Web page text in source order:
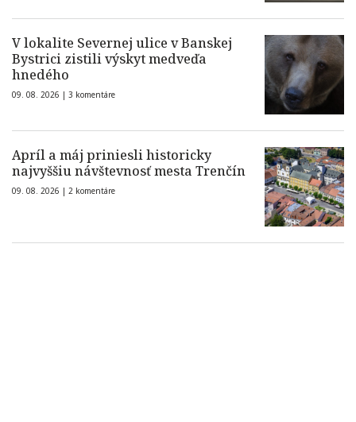
V lokalite Severnej ulice v Banskej
Bystrici zistili výskyt medveďa
hnedého
09. 08. 2026 | 3 komentáre
Apríl a máj priniesli historicky
najvyššiu návštevnosť mesta Trenčín
09. 08. 2026 | 2 komentáre